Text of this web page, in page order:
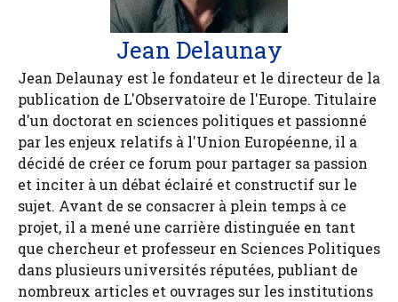
Jean Delaunay
Jean Delaunay est le fondateur et le directeur de la
publication de L'Observatoire de l'Europe. Titulaire
d'un doctorat en sciences politiques et passionné
par les enjeux relatifs à l'Union Européenne, il a
décidé de créer ce forum pour partager sa passion
et inciter à un débat éclairé et constructif sur le
sujet. Avant de se consacrer à plein temps à ce
projet, il a mené une carrière distinguée en tant
que chercheur et professeur en Sciences Politiques
dans plusieurs universités réputées, publiant de
nombreux articles et ouvrages sur les institutions